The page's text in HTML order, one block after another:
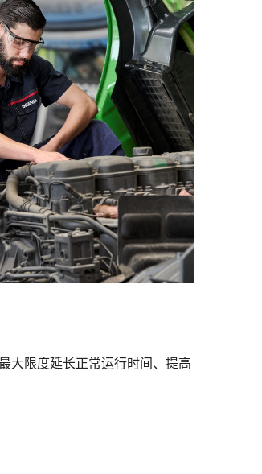
大限度延长正常运行时间、提高